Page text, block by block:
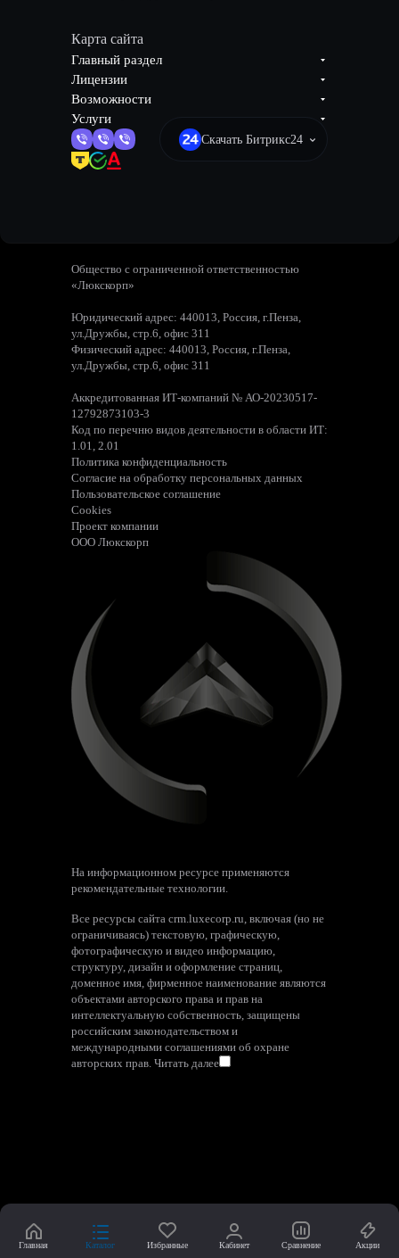
Карта сайта
Главный раздел
Лицензии
Возможности
Услуги
Скачать Битрикс24
Общество с ограниченной ответственностью
«Люкскорп»
Юридический адрес: 440013, Россия, г.Пенза,
ул.Дружбы, стр.6, офис 311
Физический адрес: 440013, Россия, г.Пенза,
ул.Дружбы, стр.6, офис 311
Аккредитованная ИТ-компаний № АО-20230517-
12792873103-3
Код по перечню видов деятельности в области ИТ:
1.01, 2.01
Политика конфиденциальность
Согласие на обработку персональных данных
Пользовательское соглашение
Cookies
Проект компании
ООО Люкскорп
На информационном ресурсе применяются
рекомендательные технологии.
Все ресурсы сайта crm.luxecorp.ru, включая (но не
ограничиваясь) текстовую, графическую,
фотографическую и видео информацию,
структуру, дизайн и оформление страниц,
доменное имя, фирменное наименование являются
объектами авторского права и прав на
интеллектуальную собственность, защищены
российским законодательством и
международными соглашениями об охране
авторских прав. Читать далее
Главная Каталог Избранные Кабинет Сравнение Акции